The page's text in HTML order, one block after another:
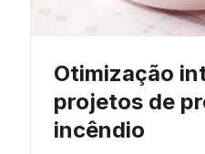
Otimização
projetos de
incêndio